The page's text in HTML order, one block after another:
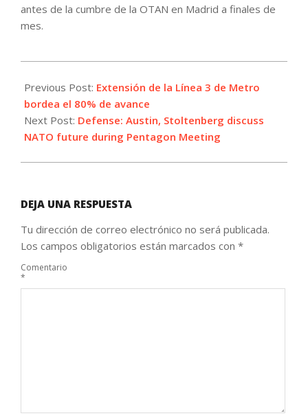
antes de la cumbre de la OTAN en Madrid a finales de
mes.
06-
03
Previous Post: Extensión de la Línea 3 de Metro
bordea el 80% de avance
Next Post: Defense: Austin, Stoltenberg discuss
NATO future during Pentagon Meeting
DEJA UNA RESPUESTA
Tu dirección de correo electrónico no será publicada.
Los campos obligatorios están marcados con *
Comentario
*